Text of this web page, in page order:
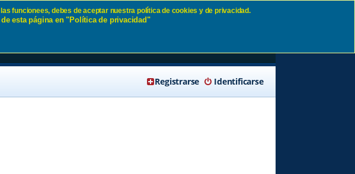
Identificarse
Registrarse
funcionees, debes de aceptar nuestra política de cookies y de privacidad.
esta página en "Política de privacidad"